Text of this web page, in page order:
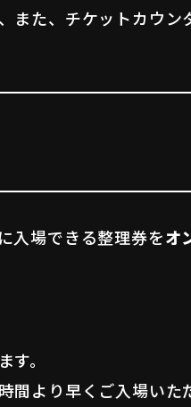
また、チケットカウ
入場できる整理券をオ
。
間より早くご入場いた